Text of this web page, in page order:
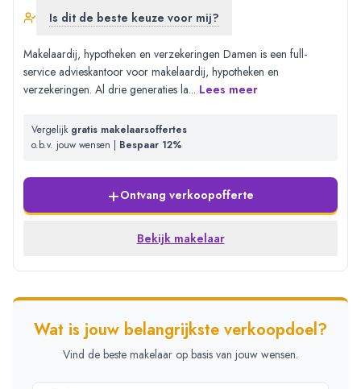
Is dit de beste keuze voor mij?
Makelaardij, hypotheken en verzekeringen Damen is een full-
service advieskantoor voor makelaardij, hypotheken en
verzekeringen. Al drie generaties la... Lees meer
Vergelijk gratis makelaarsoffertes
o.b.v. jouw wensen | Bespaar 12%
+Ontvang verkoopofferte
Bekijk makelaar
Wat is jouw belangrijkste verkoopdoel?
Vind de beste makelaar op basis van jouw wensen.